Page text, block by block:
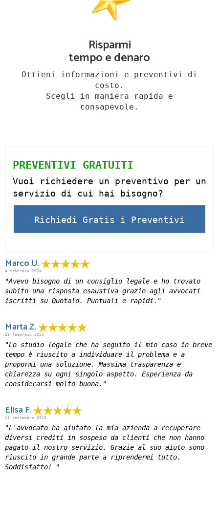
Risparmi
tempo e denaro
Ottieni informazioni e preventivi di
costo.
Scegli in maniera rapida e
consapevole.
PREVENTIVI GRATUITI
Vuoi richiedere un preventivo per un
servizio di cui hai bisogno?
Richiedi Gratis i Preventivi
Marco U.
4 febbraio 2024
"Avevo bisogno di un consiglio legale e ho trovato
subito una risposta esaustiva grazie agli avvocati
iscritti su Quotalo. Puntuali e rapidi."
Marta Z.
23 febbraio 2022
"Lo studio legale che ha seguito il mio caso in breve
tempo è riuscito a individuare il problema e a
propormi una soluzione. Massima trasparenza e
chiarezza su ogni singolo aspetto. Esperienza da
considerarsi molto buona."
Elisa F.
11 settembre 2023
"L'avvocato ha aiutato la mia azienda a recuperare
diversi crediti in sospeso da clienti che non hanno
pagato il nostro servizio. Grazie al suo aiuto sono
riuscito in grande parte a riprendermi tutto.
Soddisfatto! "